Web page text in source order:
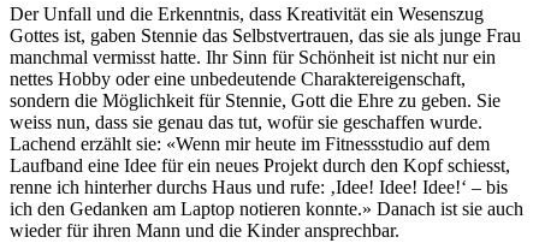
Der Unfall und die Erkenntnis, dass Kreativität ein Wesenszug
Gottes ist, gaben Stennie das Selbstvertrauen, das sie als junge Frau
manchmal vermisst hatte. Ihr Sinn für Schönheit ist nicht nur ein
nettes Hobby oder eine unbedeutende Charaktereigenschaft,
sondern die Möglichkeit für Stennie, Gott die Ehre zu geben. Sie
weiss nun, dass sie genau das tut, wofür sie geschaffen wurde.
Lachend erzählt sie: «Wenn mir heute im Fitnessstudio auf dem
Laufband eine Idee für ein neues Projekt durch den Kopf schiesst,
renne ich hinterher durchs Haus und rufe: ‚Idee! Idee! Idee!‘ – bis
ich den Gedanken am Laptop notieren konnte.» Danach ist sie auch
wieder für ihren Mann und die Kinder ansprechbar.